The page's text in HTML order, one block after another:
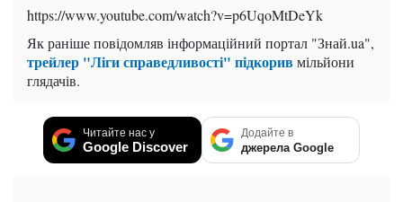
https://www.youtube.com/watch?v=p6UqoMtDeYk
Як раніше повідомляв інформаційний портал "Знай.ua",
трейлер "Ліги справедливості" підкоривмільйони
глядачів.
Читайте нас у
Google Discover
Додайте в
джерела Google